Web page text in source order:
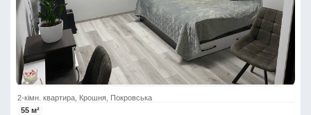
2-кімн. квартира, Крошня, Покровська
55 м²